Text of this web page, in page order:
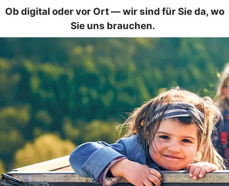
Ob digital oder vor Ort — wir sind für Sie da, wo
Sie uns brauchen.